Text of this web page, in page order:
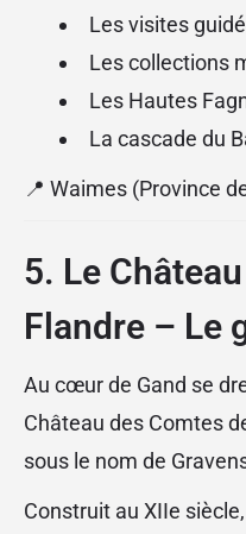
Les visites
Les collections
Les Hautes
La cascade du
📍 Waimes (Province
5. Le
Flandre – Le
Au cœur de Gand se
Château des Comtes
sous le nom de
Construit au XIIe